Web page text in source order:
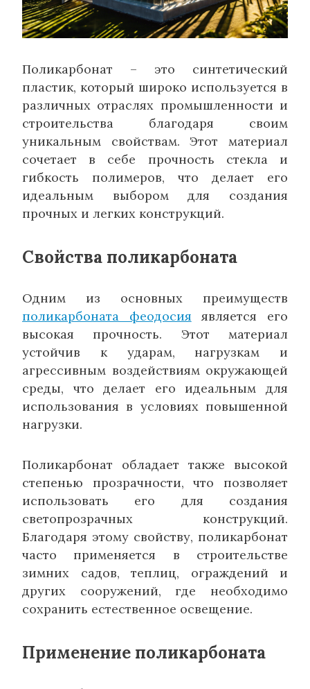
Поликарбонат – это синтетический
пластик, который широко используется в
различных отраслях промышленности и
строительства благодаря своим
уникальным свойствам. Этот материал
сочетает в себе прочность стекла и
гибкость полимеров, что делает его
идеальным выбором для создания
прочных и легких конструкций.
Свойства поликарбоната
Одним из основных преимуществ
поликарбоната феодосия является его
высокая прочность. Этот материал
устойчив к ударам, нагрузкам и
агрессивным воздействиям окружающей
среды, что делает его идеальным для
использования в условиях повышенной
нагрузки.
Поликарбонат обладает также высокой
степенью прозрачности, что позволяет
использовать его для создания
светопрозрачных конструкций.
Благодаря этому свойству, поликарбонат
часто применяется в строительстве
зимних садов, теплиц, ограждений и
других сооружений, где необходимо
сохранить естественное освещение.
Применение поликарбоната